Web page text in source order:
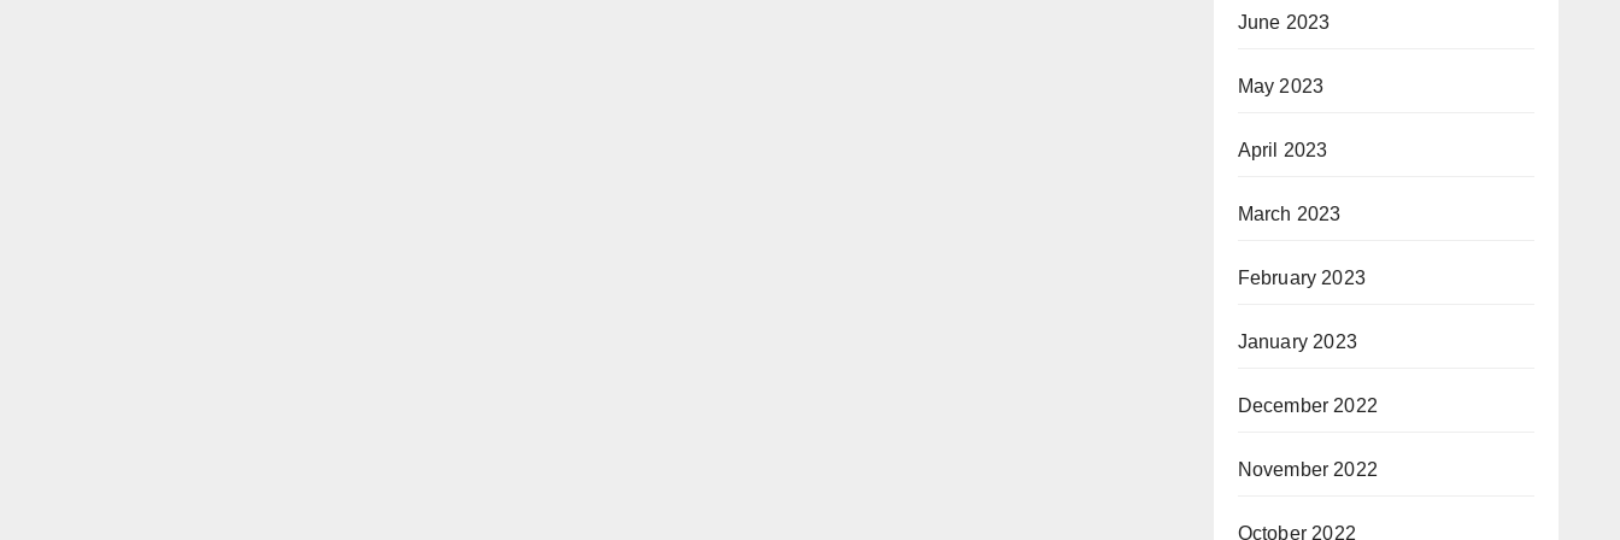
June 2023
May 2023
April 2023
March 2023
February 2023
January 2023
December 2022
November 2022
October 2022